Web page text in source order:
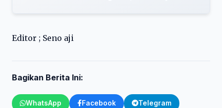
Editor ; Seno aji
Bagikan Berita Ini:
WhatsApp Facebook Telegram